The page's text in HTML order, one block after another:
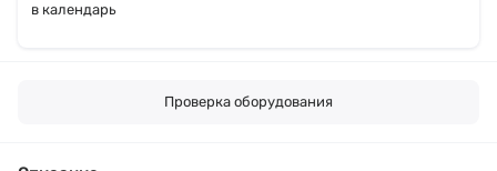
в календарь
Проверка оборудования